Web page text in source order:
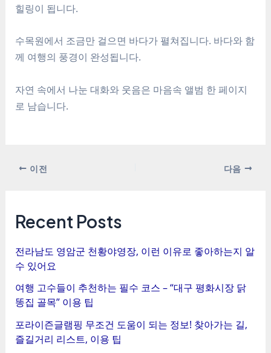
힐링이 됩니다.
수목원에서 조금만 걸으면 바다가 펼쳐집니다. 바다와 함
께 여행의 풍경이 완성됩니다.
자연 속에서 나눈 대화와 웃음은 마음속 앨범 한 페이지
로 남습니다.
이전 다음
Recent Posts
전라남도 영암군 천황야영장, 이런 이유로 좋아하는지 알
수 있어요
여행 고수들이 추천하는 필수 코스 – “대구 평화시장 닭
똥집 골목” 이용 팁
포라이즌글램핑 무조건 도움이 되는 정보! 찾아가는 길,
즐길거리 리스트, 이용 팁